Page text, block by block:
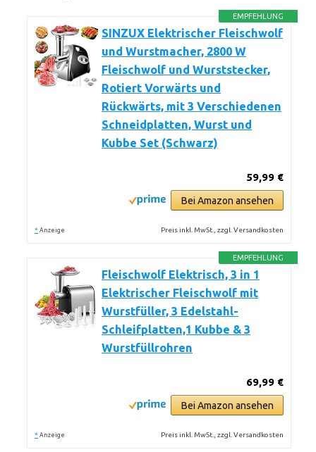
EMPFEHLUNG
SINZUX Elektrischer Fleischwolf
und Wurstmacher, 2800 W
Fleischwolf und Wurststecker,
Rotiert Vorwärts und
Rückwärts, mit 3 Verschiedenen
Schneidplatten, Wurst und
Kubbe Set (Schwarz)
59,99 €
Bei Amazon ansehen
* Anzeige Preis inkl. MwSt., zzgl. Versandkosten
EMPFEHLUNG
Fleischwolf Elektrisch, 3 in 1
Elektrischer Fleischwolf mit
Wurstfüller, 3 Edelstahl-
Schleifplatten,1 Kubbe & 3
Wurstfüllrohren
69,99 €
Bei Amazon ansehen
* Anzeige Preis inkl. MwSt., zzgl. Versandkosten